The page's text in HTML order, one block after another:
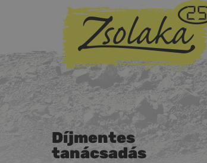
Díjmentes
tanácsadás